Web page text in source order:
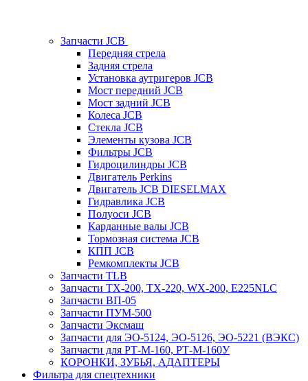
Запчасти JCB
Передняя стрела
Задняя стрела
Установка аутригеров JCB
Мост передний JCB
Мост задний JCB
Колеса JCB
Стекла JCB
Элементы кузова JCB
Фильтры JCB
Гидроцилиндры JCB
Двигатель Perkins
Двигатель JCB DIESELMAX
Гидравлика JCB
Полуоси JCB
Карданные валы JCB
Тормозная система JCB
КПП JCB
Ремкомплекты JCB
Запчасти TLB
Запчасти TX-200, TX-220, WX-200, E225NLC
Запчасти ВП-05
Запчасти ПУМ-500
Запчасти Эксмаш
Запчасти для ЭО-5124, ЭО-5126, ЭО-5221 (ВЭКС)
Запчасти для РТ-М-160, РТ-М-160У
КОРОНКИ, ЗУБЬЯ, АДАПТЕРЫ
Фильтра для спецтехники